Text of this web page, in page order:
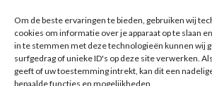
Om de beste ervaringen te bieden, gebruiken wij
cookies om informatie over je apparaat op te slaan
in te stemmen met deze technologieën kunnen wij
surfgedrag of unieke ID's op deze site verwerken.
geeft of uw toestemming intrekt, kan dit een
bepaalde functies en mogelijkheden.